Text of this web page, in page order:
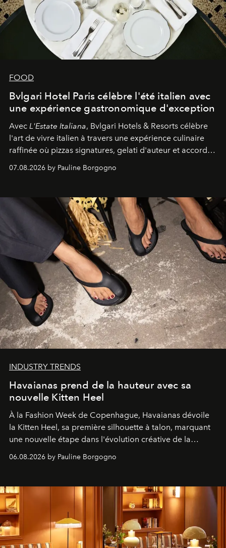
FOOD
Bvlgari Hotel Paris célèbre l'été italien avec
une expérience gastronomique d'exception
Avec L'Estate Italiana, Bvlgari Hotels & Resorts célèbre
l'art de vivre italien à travers une expérience culinaire
raffinée où pizzas signatures, gelati d'auteur et accords
d'exception composent un véritable voyage sensoriel.
07.08.2026 by Pauline Borgogno
INDUSTRY TRENDS
Havaianas prend de la hauteur avec sa
nouvelle Kitten Heel
À la Fashion Week de Copenhague, Havaianas dévoile
la Kitten Heel, sa première silhouette à talon, marquant
une nouvelle étape dans l'évolution créative de la
06.08.2026 by Pauline Borgogno